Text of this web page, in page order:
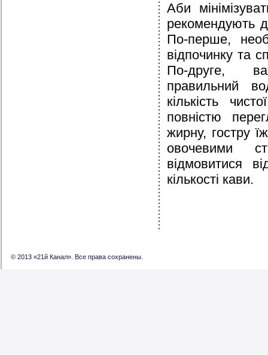
Аби
рекомендують
По-перше,
відпочинку та
По-друге,
правильний
кількість
повністю
жирну, гостру
овочевими
відмовитися
кількості кави.
© 2013 «21й Канал». Все права сохранены.